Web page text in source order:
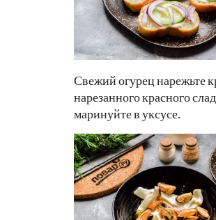
Свежий огурец нарежьте
нарезанного красного
маринуйте в уксусе.